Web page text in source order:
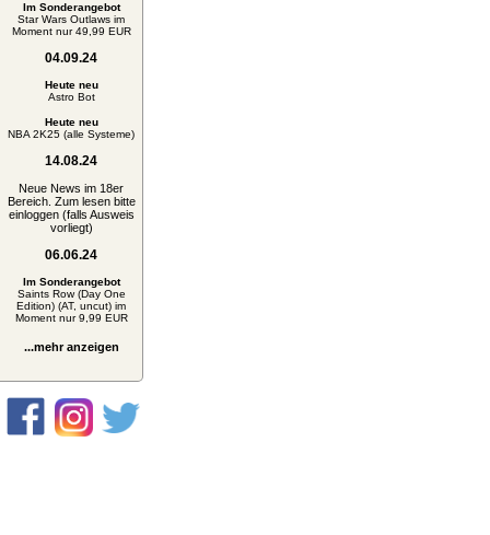
Im Sonderangebot
Star Wars Outlaws im
Moment nur 49,99 EUR
04.09.24
Heute neu
Astro Bot
Heute neu
NBA 2K25 (alle Systeme)
14.08.24
Neue News im 18er
Bereich. Zum lesen bitte
einloggen (falls Ausweis
vorliegt)
06.06.24
Im Sonderangebot
Saints Row (Day One
Edition) (AT, uncut) im
Moment nur 9,99 EUR
...mehr anzeigen